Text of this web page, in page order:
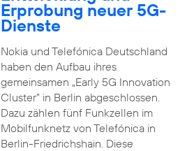
Erprobung neuer 5G-
Dienste
Nokia und Telefónica Deutschland
haben den Aufbau ihres
gemeinsamen „Early 5G Innovation
Cluster” in Berlin abgeschlossen.
Dazu zählen fünf Funkzellen im
Mobilfunknetz von Telefónica in
Berlin-Friedrichshain. Diese